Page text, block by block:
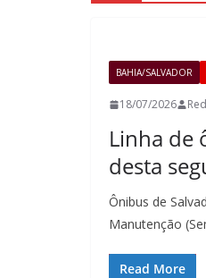
BAHIA/SALVADOR
18/07/2026
Linha de
desta
Ônibus de
Manutenção
Read More